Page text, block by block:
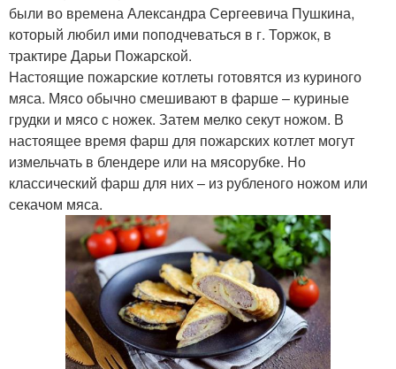
были во времена Александра Сергеевича Пушкина,
который любил ими поподчеваться в г. Торжок, в
трактире Дарьи Пожарской.
Настоящие пожарские котлеты готовятся из куриного
мяса. Мясо обычно смешивают в фарше – куриные
грудки и мясо с ножек. Затем мелко секут ножом. В
настоящее время фарш для пожарских котлет могут
измельчать в блендере или на мясорубке. Но
классический фарш для них – из рубленого ножом или
секачом мяса.